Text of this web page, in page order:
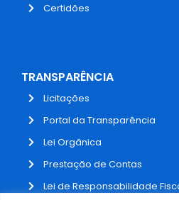
Certidões
TRANSPARÊNCIA
Licitações
Portal da Transparência
Lei Orgânica
Prestação de Contas
Lei de Responsabilidade